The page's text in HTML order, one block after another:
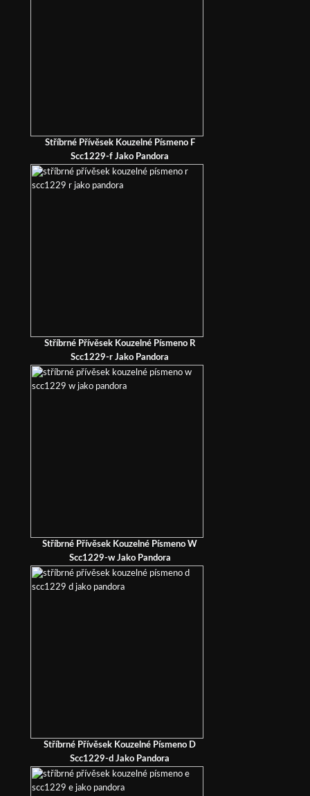
Stříbrné Přívěsek Kouzelné Písmeno F
Scc1229-f Jako Pandora
Stříbrné Přívěsek Kouzelné Písmeno R
Scc1229-r Jako Pandora
Stříbrné Přívěsek Kouzelné Písmeno W
Scc1229-w Jako Pandora
Stříbrné Přívěsek Kouzelné Písmeno D
Scc1229-d Jako Pandora